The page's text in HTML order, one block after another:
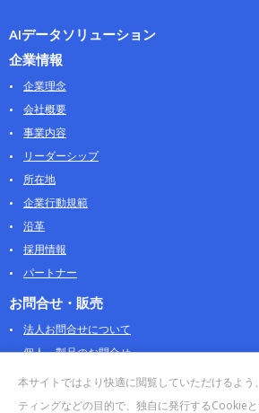
AIデータソリューション
企業情報
企業理念
会社概要
事業内容
リーダーシップ
所在地
企業行動規範
沿革
採用情報
パートナー
お問合せ・販売
法人お問合せについて
個人・製品のお問合せ
AOSストア
クラウドデータカンパニー 法人向けガイド
本サイトではより快適に閲覧していただけるよ
ティングなどの目的で、独自に発行するCookie